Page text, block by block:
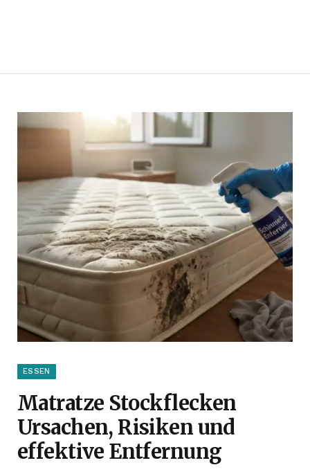
ESSEN
Matratze Stockflecken
Ursachen, Risiken und
effektive Entfernung